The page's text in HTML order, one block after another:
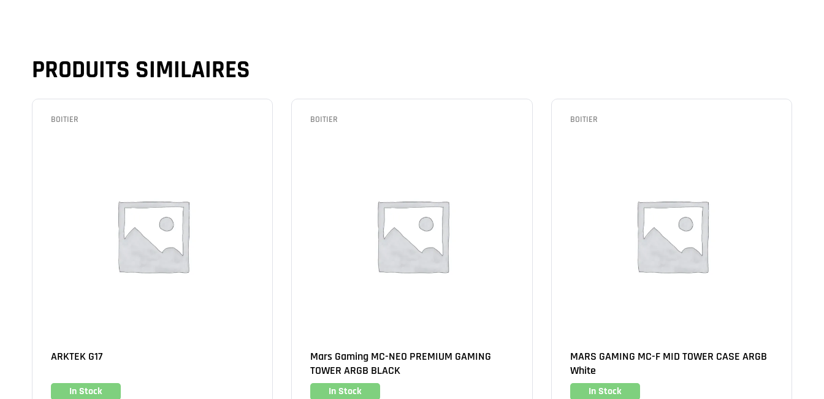
PRODUITS SIMILAIRES
BOITIER
ARKTEK G17
In Stock
BOITIER
Mars Gaming MC-NEO PREMIUM GAMING
TOWER ARGB BLACK
In Stock
BOITIER
MARS GAMING MC-F MID TOWER CASE ARGB
White
In Stock